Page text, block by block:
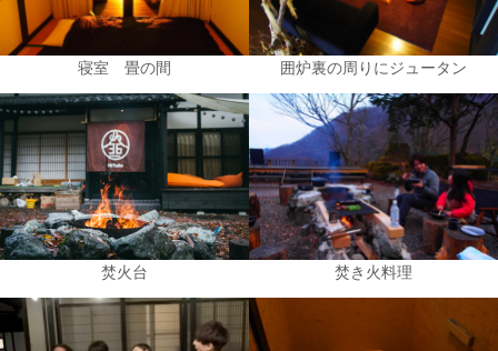
寝室 畳の間 囲炉裏の周りにジュータン
焚火台 焚き火料理